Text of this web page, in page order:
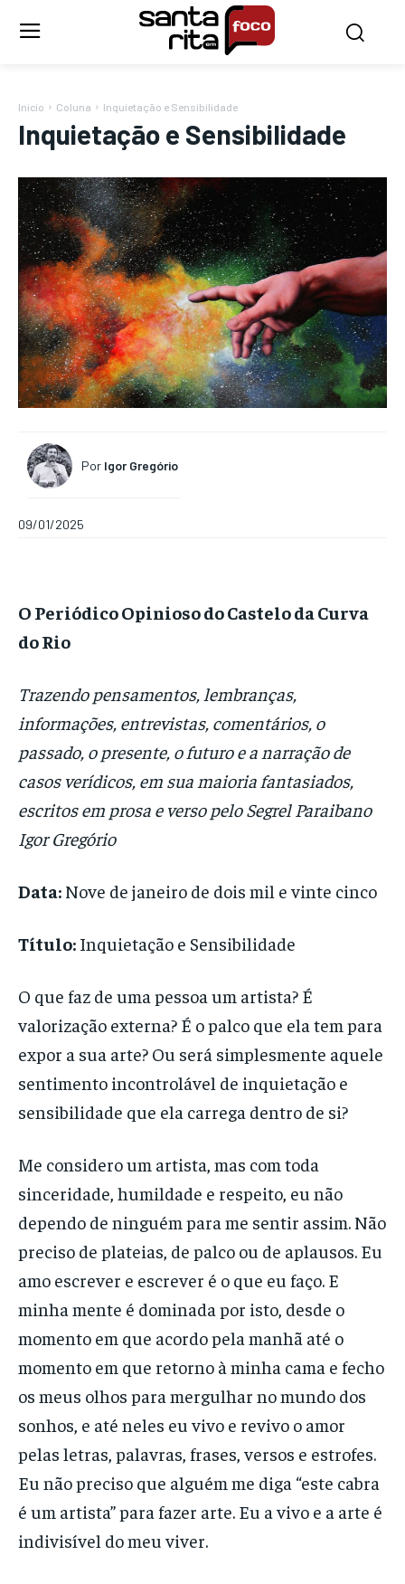
Início Coluna Inquietação e Sensibilidade
Inquietação e Sensibilidade
Por Igor Gregório
09/01/2025
O Periódico Opinioso do Castelo da Curva
do Rio
Trazendo pensamentos, lembranças,
informações, entrevistas, comentários, o
passado, o presente, o futuro e a narração de
casos verídicos, em sua maioria fantasiados,
escritos em prosa e verso pelo Segrel Paraibano
Igor Gregório
Data: Nove de janeiro de dois mil e vinte cinco
Título: Inquietação e Sensibilidade
O que faz de uma pessoa um artista? É
valorização externa? É o palco que ela tem para
expor a sua arte? Ou será simplesmente aquele
sentimento incontrolável de inquietação e
sensibilidade que ela carrega dentro de si?
Me considero um artista, mas com toda
sinceridade, humildade e respeito, eu não
dependo de ninguém para me sentir assim. Não
preciso de plateias, de palco ou de aplausos. Eu
amo escrever e escrever é o que eu faço. E
minha mente é dominada por isto, desde o
momento em que acordo pela manhã até o
momento em que retorno à minha cama e fecho
os meus olhos para mergulhar no mundo dos
sonhos, e até neles eu vivo e revivo o amor
pelas letras, palavras, frases, versos e estrofes.
Eu não preciso que alguém me diga “este cabra
é um artista” para fazer arte. Eu a vivo e a arte é
indivisível do meu viver.